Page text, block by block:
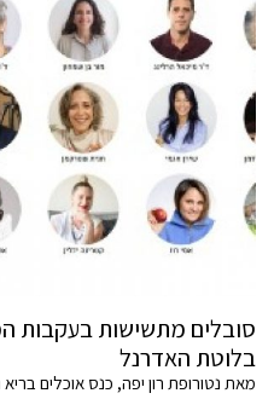
סובלים מתשישות בעקבות
בלוטת האדרנל
מאת נטורופת רון יפה, כנס אוכלים בריא